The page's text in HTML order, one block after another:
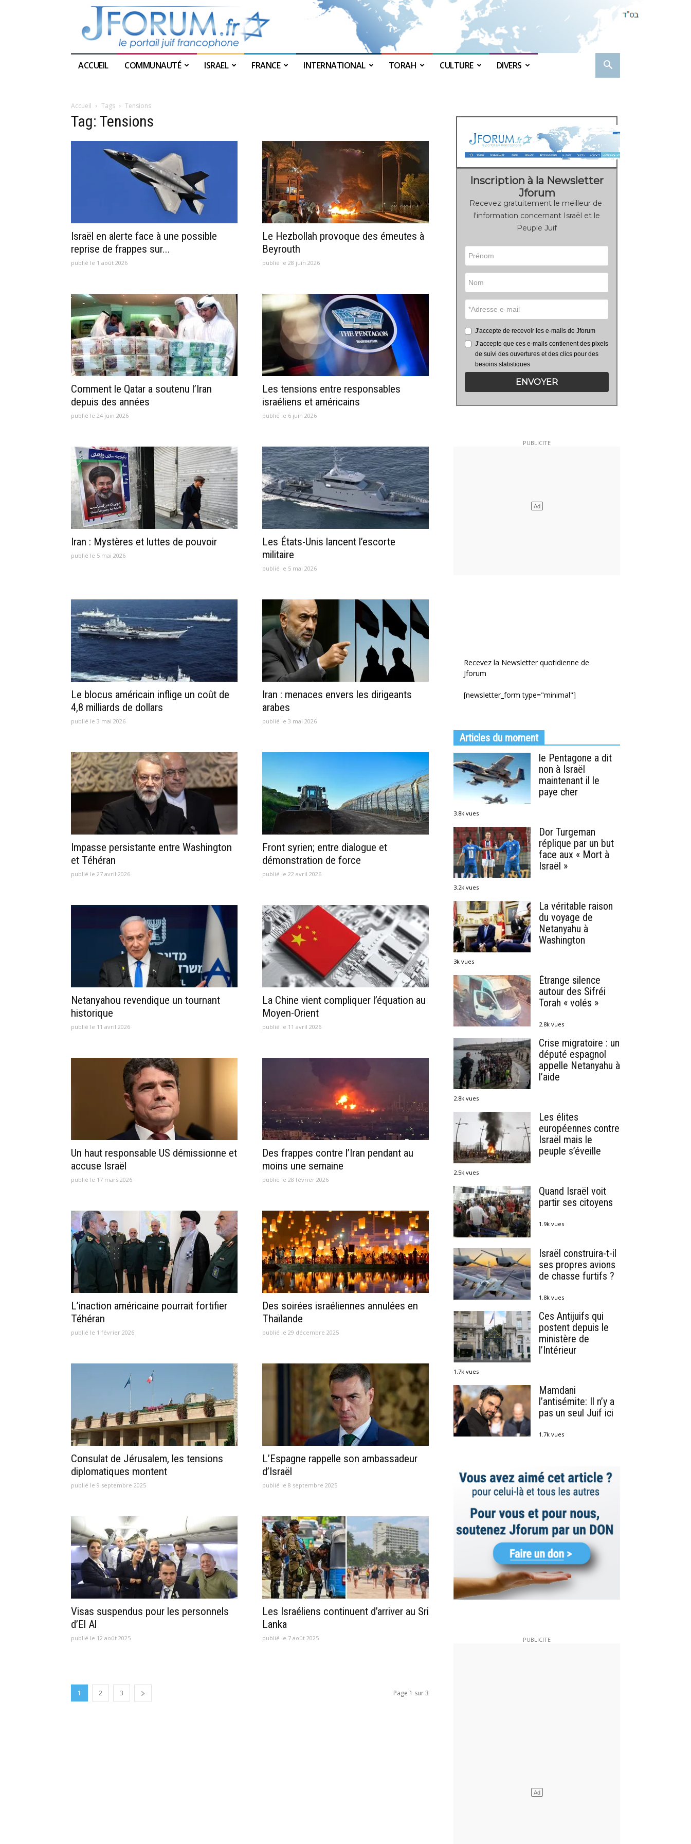
ACCUEIL COMMUNAUTÉ ISRAEL FRANCE INTERNATIONAL TORAH CULTURE DIVERS
Accueil Tags Tensions
Tag: Tensions
Israël en alerte face à une possible
reprise de frappes sur...
publié le 1 août 2026
Le Hezbollah provoque des émeutes à
Beyrouth
publié le 28 juin 2026
Comment le Qatar a soutenu l’Iran
depuis des années
publié le 24 juin 2026
Les tensions entre responsables
israéliens et américains
publié le 6 juin 2026
Iran : Mystères et luttes de pouvoir
publié le 5 mai 2026
Les États-Unis lancent l’escorte
militaire
publié le 5 mai 2026
Le blocus américain inflige un coût de
4,8 milliards de dollars
publié le 3 mai 2026
Iran : menaces envers les dirigeants
arabes
publié le 3 mai 2026
Impasse persistante entre Washington
et Téhéran
publié le 27 avril 2026
Front syrien; entre dialogue et
démonstration de force
publié le 22 avril 2026
Netanyahou revendique un tournant
historique
publié le 11 avril 2026
La Chine vient compliquer l’équation au
Moyen-Orient
publié le 11 avril 2026
Un haut responsable US démissionne et
accuse Israël
publié le 17 mars 2026
Des frappes contre l’Iran pendant au
moins une semaine
publié le 28 février 2026
L’inaction américaine pourrait fortifier
Téhéran
publié le 1 février 2026
Des soirées israéliennes annulées en
Thaïlande
publié le 29 décembre 2025
Consulat de Jérusalem, les tensions
diplomatiques montent
publié le 9 septembre 2025
L’Espagne rappelle son ambassadeur
d’Israël
publié le 8 septembre 2025
Visas suspendus pour les personnels
d’El Al
publié le 12 août 2025
Les Israéliens continuent d’arriver au Sri
Lanka
publié le 7 août 2025
1 2 3 Page 1 sur 3
Inscription à la Newsletter
Jforum
Recevez gratuitement le meilleur de
l'information concernant Israël et le
Peuple Juif
J'accepte de recevoir les e-mails de Jforum
J’accepte que ces e-mails contienent des pixels
de suivi des ouvertures et des clics pour des
besoins statistiques
ENVOYER
Recevez la Newsletter quotidienne de
Jforum
[newsletter_form type="minimal"]
Articles du moment
le Pentagone a dit
non à Israël
maintenant il le
paye cher
3.8k vues
Dor Turgeman
réplique par un but
face aux « Mort à
Israël »
3.2k vues
La véritable raison
du voyage de
Netanyahu à
Washington
3k vues
Étrange silence
autour des Sifréi
Torah « volés »
2.8k vues
Crise migratoire : un
député espagnol
appelle Netanyahu à
l’aide
2.8k vues
Les élites
européennes contre
Israël mais le
peuple s’éveille
2.5k vues
Quand Israël voit
partir ses citoyens
1.9k vues
Israël construira-t-il
ses propres avions
de chasse furtifs ?
1.8k vues
Ces Antijuifs qui
postent depuis le
ministère de
l’Intérieur
1.7k vues
Mamdani
l’antisémite: Il n’y a
pas un seul Juif ici
1.7k vues